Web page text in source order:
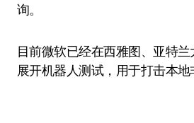
询。
目前微软已经在西雅图、亚特
展开机器人测试，用于打击本地